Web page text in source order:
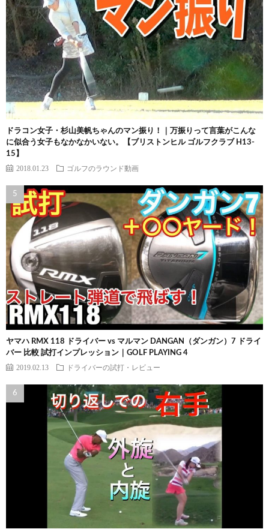
ドラコン女子・杉山美帆ちゃんのマン振り！｜万振りって言葉がこんな
に似合う女子もなかなかいない。【ブリストンヒル ゴルフクラブ H13-
15】
2018.01.23 ゴルフのラウンド動画
ヤマハ RMX 118 ドライバー vs マルマン DANGAN（ダンガン）7 ドライ
バー 比較 試打インプレッション｜GOLF PLAYING 4
2019.02.13 ドライバーの試打・レビュー